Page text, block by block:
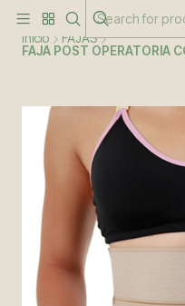
Inicio
FAJAS
FAJA POST OPERATORIA